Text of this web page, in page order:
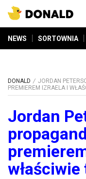
NEWS SORTOWNIA
DONALD
JORDAN
PREMIEREM IZRAELA I
Jordan